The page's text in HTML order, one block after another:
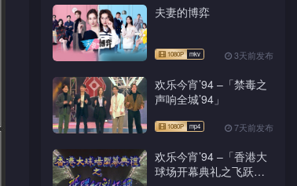
夫妻的博弈
3天前发布
欢乐今宵’94 –「禁毒之
声响全城’94」
7天前发布
欢乐今宵’94 –「香港大
球场开幕典礼之飞跃幻